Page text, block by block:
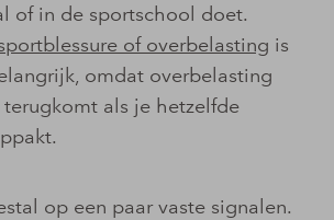
of in de sportschool doet.
of overbelasting is
omdat overbelasting
als je hetzelfde
op een paar vaste signalen.